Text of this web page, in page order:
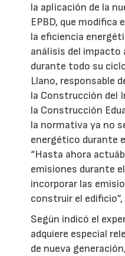
la aplicación de la
EPBD, que modifica
la eficiencia
análisis del impacto
durante todo su
Llano, responsable
la Construcción del
la Construcción
la normativa ya no
energético durante
“Hasta ahora
emisiones durante
incorporar las
construir el edificio”,
Según indicó el
adquiere especial
de nueva